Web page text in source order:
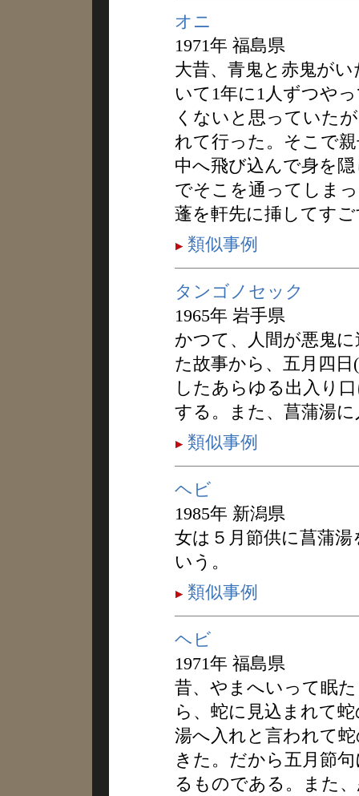
オニ
1971年 福島県
大昔、青鬼と赤鬼が
いて1年に1人ずつや
くないと思っていた
れて行った。そこで
中へ飛び込んで身を
でそこを通ってしま
蓬を軒先に挿してす
類似事例
タンゴノセック
1965年 岩手県
かつて、人間が悪鬼
た故事から、五月四
したあらゆる出入り
する。また、菖蒲湯
類似事例
ヘビ
1985年 新潟県
女は５月節供に菖蒲
いう。
類似事例
ヘビ
1971年 福島県
昔、やまへいって眠
ら、蛇に見込まれて
湯へ入れと言われて
きた。だから五月節
るものである。また